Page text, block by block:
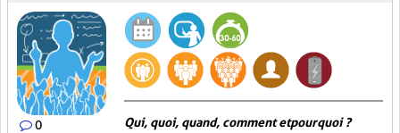
0 Qui, quoi, quand, comment et pourquoi ?